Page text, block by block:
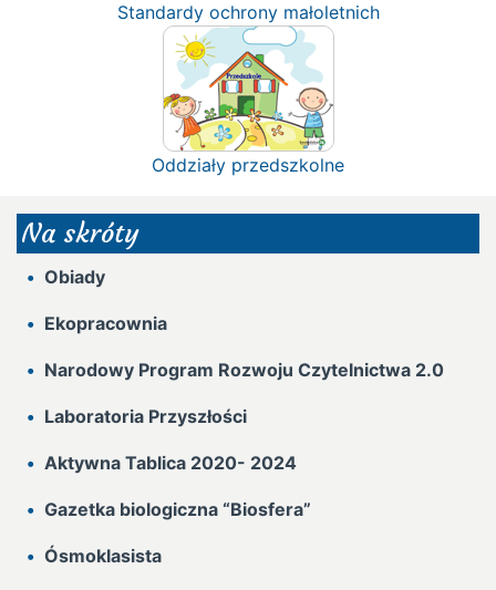
Standardy ochrony małoletnich
Oddziały przedszkolne
Na skróty
Obiady
Ekopracownia
Narodowy Program Rozwoju Czytelnictwa 2.0
Laboratoria Przyszłości
Aktywna Tablica 2020- 2024
Gazetka biologiczna “Biosfera”
Ósmoklasista